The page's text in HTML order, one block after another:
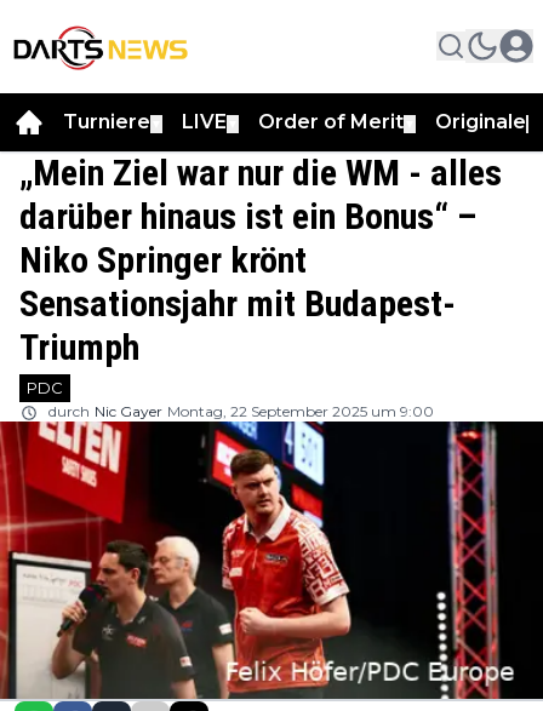
Turniere LIVE Order of Merit Originale
„Mein Ziel war nur die WM - alles
darüber hinaus ist ein Bonus“ –
Niko Springer krönt
Sensationsjahr mit Budapest-
Triumph
PDC
durch Nic Gayer Montag, 22 September 2025 um 9:00